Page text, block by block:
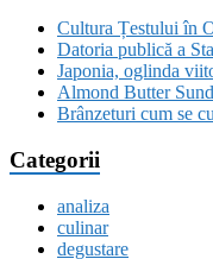
Cultura Țestului în
Datoria publică a
Japonia, oglinda
Almond Butter
Brânzeturi cum se
Categorii
analiza
culinar
degustare